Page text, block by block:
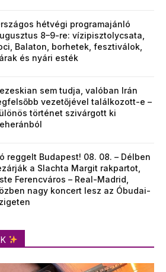
hétvégi programajánló
8–9-re: vízipisztolycsata,
Balaton, borhetek, fesztiválok,
és nyári esték
sem tudja, valóban Irán
vezetőjével találkozott-e –
történet szivárgott ki
reggelt Budapest! 08. 08. – Délben
a Slachta Margit rakpartot,
Ferencváros – Real-Madrid,
nagy koncert lesz az Óbudai-